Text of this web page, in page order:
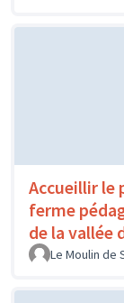
Accueillir le
ferme
de la vallée
Le Moulin de